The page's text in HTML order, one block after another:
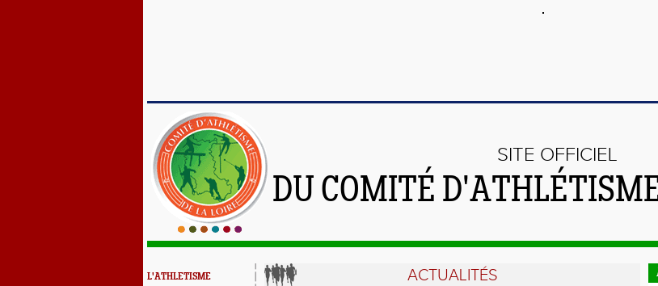
SITE OFFICIEL
DU COMITÉ
L'ATHLETISME ACTUALITÉS